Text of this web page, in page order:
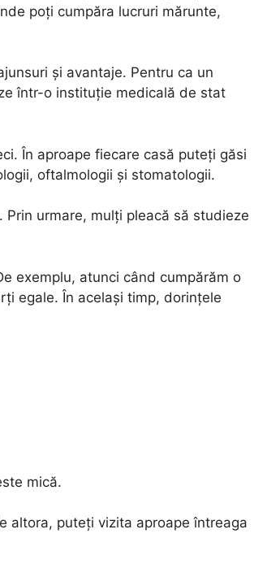
poți cumpăra lucruri mărunte,
și avantaje. Pentru ca un
într-o instituție medicală de stat
În aproape fiecare casă puteți găsi
oftalmologii și stomatologii.
urmare, mulți pleacă să studieze
exemplu, atunci când cumpărăm o
egale. În același timp, dorințele
mică.
altora, puteți vizita aproape întreaga